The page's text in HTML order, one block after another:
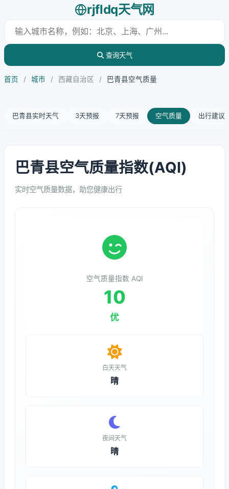
rjfldq天气网
查询天气
首页 / 城市 / 西藏自治区 / 巴青县空气质量
巴青县实时天气 3天预报 7天预报 空气质量 出行建议
巴青县空气质量指数(AQI)
实时空气质量数据，助您健康出行
空气质量指数 AQI
10
优
白天天气
晴
夜间天气
晴